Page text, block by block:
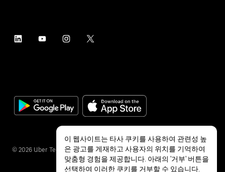
© 2026 Uber Technologies Inc.
이 웹사이트는 타사 쿠키를 사용하여 관련성 높
은 광고를 게재하고 사용자의 위치를 기억하여
맞춤형 경험을 제공합니다. 아래의 '거부' 버튼을
선택하여 이러한 쿠키를 거부할 수 있습니다.